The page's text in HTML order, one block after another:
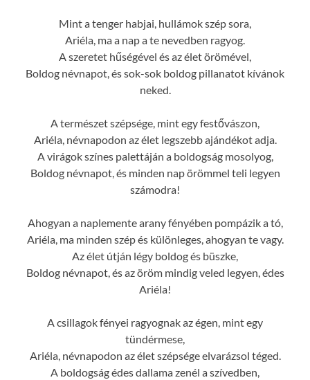
Mint a tenger habjai, hullámok szép sora,
Ariéla, ma a nap a te nevedben ragyog.
A szeretet hűségével és az élet örömével,
Boldog névnapot, és sok-sok boldog pillanatot kívánok
neked.
A természet szépsége, mint egy festővászon,
Ariéla, névnapodon az élet legszebb ajándékot adja.
A virágok színes palettáján a boldogság mosolyog,
Boldog névnapot, és minden nap örömmel teli legyen
számodra!
Ahogyan a naplemente arany fényében pompázik a tó,
Ariéla, ma minden szép és különleges, ahogyan te vagy.
Az élet útján légy boldog és büszke,
Boldog névnapot, és az öröm mindig veled legyen, édes
Ariéla!
A csillagok fényei ragyognak az égen, mint egy
tündérmese,
Ariéla, névnapodon az élet szépsége elvarázsol téged.
A boldogság édes dallama zenél a szívedben,